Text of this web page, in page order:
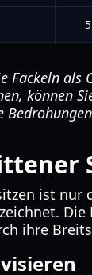
Fackeln
können
ist
ihre